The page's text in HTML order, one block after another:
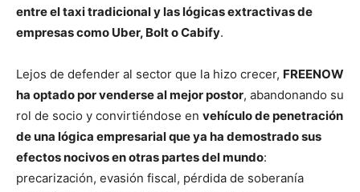
entre el taxi tradicional y las lógicas extractivas de
empresas como Uber, Bolt o Cabify.
Lejos de defender al sector que la hizo crecer, FREENOW
ha optado por venderse al mejor postor, abandonando su
rol de socio y convirtiéndose en vehículo de penetración
de una lógica empresarial que ya ha demostrado sus
efectos nocivos en otras partes del mundo:
precarización, evasión fiscal, pérdida de soberanía